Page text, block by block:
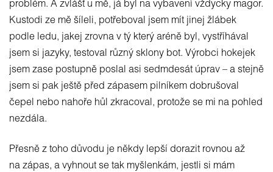
problém. A zvlášť u mě, já byl na vybavení vždycky magor.
Kustodi ze mě šíleli, potřeboval jsem mít jinej žlábek
podle ledu, jakej zrovna v tý který aréně byl, vystříhával
jsem si jazyky, testoval různý sklony bot. Výrobci hokejek
jsem zase postupně poslal asi sedmdesát úprav – a stejně
jsem si pak ještě před zápasem pilníkem dobrušoval
čepel nebo nahoře hůl zkracoval, protože se mi na pohled
nezdála.
Přesně z toho důvodu je někdy lepší dorazit rovnou až
na zápas, a vyhnout se tak myšlenkám, jestli si mám